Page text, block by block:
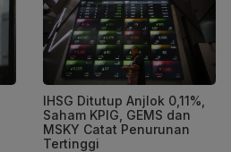
IHSG Ditutup Anjlok 0,11%,
Saham KPIG, GEMS dan
MSKY Catat Penurunan
Tertinggi